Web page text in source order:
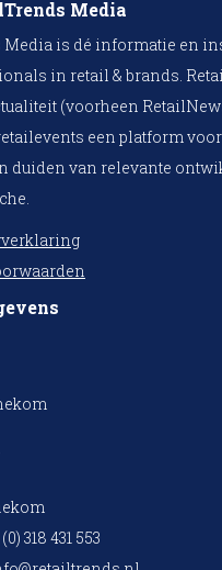
Media
Media is dé informatie en
in retail & brands.
(voorheen
een platform
duiden van relevante
318 431 553